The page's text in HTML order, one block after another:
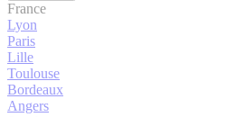
France
Lyon
Paris
Lille
Toulouse
Bordeaux
Angers